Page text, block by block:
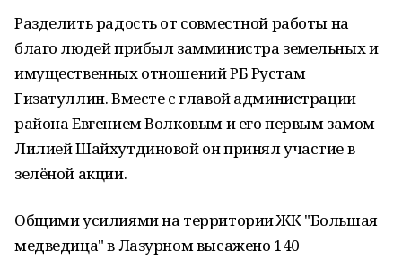
Разделить радость от совместной работы на
благо людей прибыл замминистра земельных и
имущественных отношений РБ Рустам
Гизатуллин. Вместе с главой администрации
района Евгением Волковым и его первым замом
Лилией Шайхутдиновой он принял участие в
зелёной акции.
Общими усилиями на территории ЖК "Большая
медведица" в Лазурном высажено 140